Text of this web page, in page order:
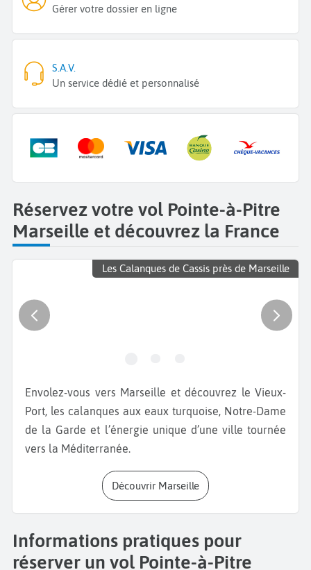
Gérer votre dossier en ligne
S.A.V.
Un service dédié et personnalisé
Réservez votre vol Pointe-à-Pitre
Marseille et découvrez la France
Les Calanques de Cassis près de Marseille
Envolez-vous vers Marseille et découvrez le Vieux-
Port, les calanques aux eaux turquoise, Notre-Dame
de la Garde et l’énergie unique d’une ville tournée
vers la Méditerranée.
Découvrir Marseille
Informations pratiques pour
réserver un vol Pointe-à-Pitre